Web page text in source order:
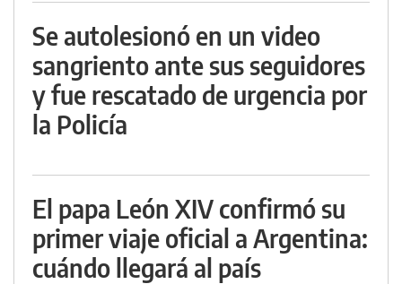
Se autolesionó en un video
sangriento ante sus seguidores
y fue rescatado de urgencia por
la Policía
El papa León XIV confirmó su
primer viaje oficial a Argentina:
cuándo llegará al país